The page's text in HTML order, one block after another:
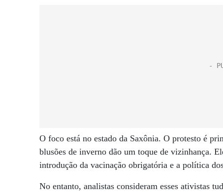
O foco está no estado da Saxônia. O protesto é
blusões de inverno dão um toque de vizinhança.
introdução da vacinação obrigatória e a política
No entanto, analistas consideram esses ativistas